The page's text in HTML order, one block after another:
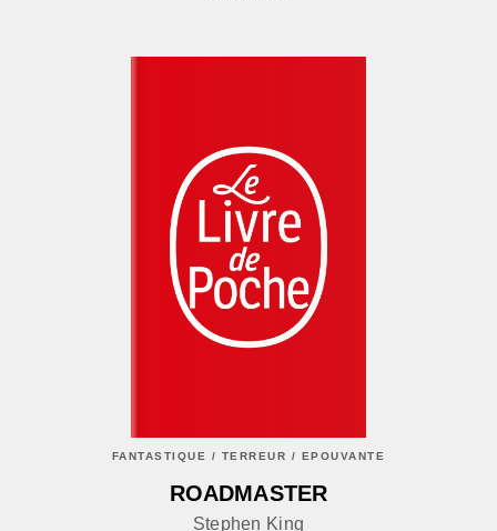
FANTASTIQUE / TERREUR / EPOUVANTE
ROADMASTER
Stephen King